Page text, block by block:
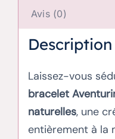
Avis (0)
Description
Laissez-vous
bracelet
naturelles, une
entièrement à la